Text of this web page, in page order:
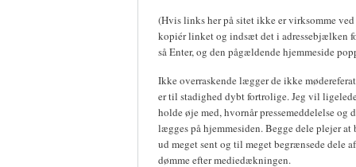
(Hvis links her på sitet ikke er virksomme
kopiér linket og indsæt det i adressebjælken
så Enter, og den pågældende hjemmeside
Ikke overraskende lægger de ikke
er til stadighed dybt fortrolige. Jeg vil
holde øje med, hvornår pressemeddelelse og
lægges på hjemmesiden. Begge dele plejer at
ud meget sent og til meget begrænsede dele
dømme efter mediedækningen.